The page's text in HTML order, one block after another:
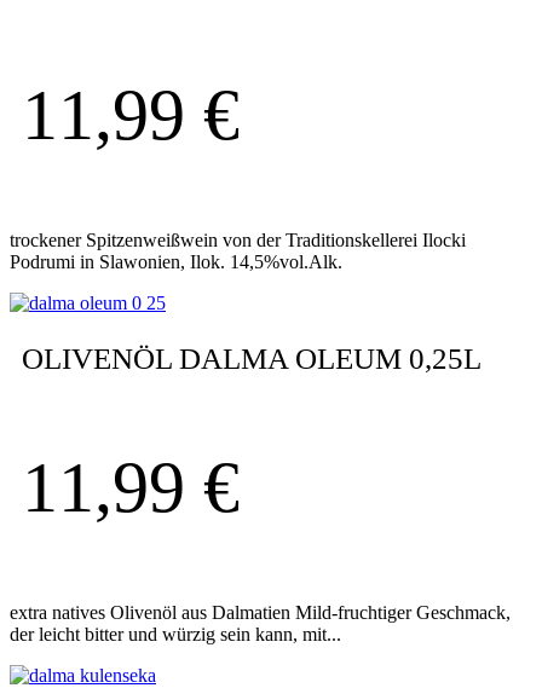
11,99 €
trockener Spitzenweißwein von der Traditionskellerei Ilocki
Podrumi in Slawonien, Ilok. 14,5%vol.Alk.
OLIVENÖL DALMA OLEUM 0,25L
11,99 €
extra natives Olivenöl aus Dalmatien Mild-fruchtiger Geschmack,
der leicht bitter und würzig sein kann, mit...